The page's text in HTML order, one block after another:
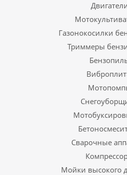
Газонокосилки
Триммеры
Сварочные
Мойки высокого